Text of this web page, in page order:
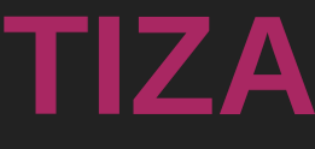
TIZA